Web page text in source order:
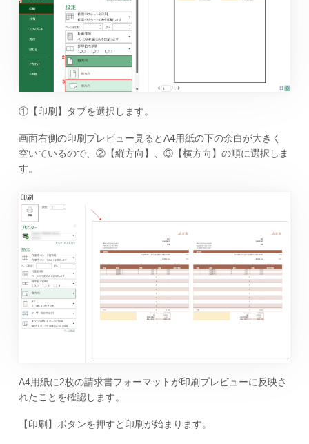
①【印刷】タブを選択します。
画面右側の印刷プレビュー見るとA4用紙の下の余白が大きく
空いているので、②【縦方向】、③【横方向】の順に選択しま
す。
A4用紙に2枚の請求書フォーマットが印刷プレビューに反映さ
れたことを確認します。
【印刷】ボタンを押すと印刷が始まります。